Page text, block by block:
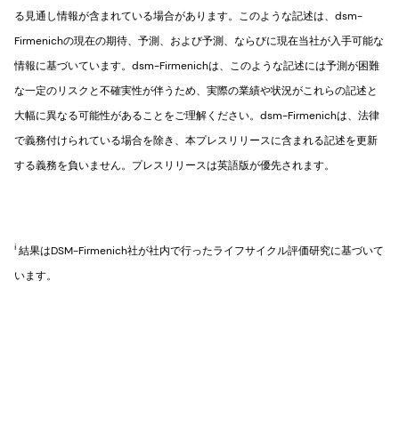
る見通し情報が含まれている場合があります。このような記述は、dsm-
Firmenichの現在の期待、予測、および予測、ならびに現在当社が入手可能な
情報に基づいています。dsm-Firmenichは、このような記述には予測が困難
な一定のリスクと不確実性が伴うため、実際の業績や状況がこれらの記述と
大幅に異なる可能性があることをご理解ください。dsm-Firmenichは、法律
で義務付けられている場合を除き、本プレスリリースに含まれる記述を更新
する義務を負いません。プレスリリースは英語版が優先されます。
i 結果はDSM-Firmenich社が社内で行ったライフサイクル評価研究に基づいて
います。